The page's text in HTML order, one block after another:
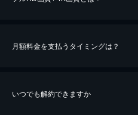
※40％ポイント還元の対象は、クレジットカ
iOSアプリのUコイン決済による作品の購入
月額料金を支払うタイミングは？
いつでも解約できますか